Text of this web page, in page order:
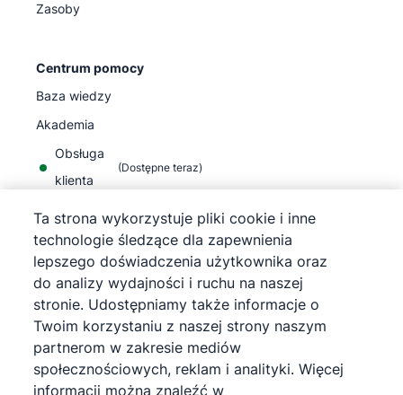
Zasoby
Centrum pomocy
Baza wiedzy
Akademia
Obsługa
klienta
(Dostępne teraz)
© 2026Pipedrive
Pipedrive
Warunki korzystania z usługi
Pipedrive
Informacja o polityce prywatności
Mapa strony
Informacja o plikach cookie
Preferencje plików cookie
Ta strona wykorzystuje pliki cookie i inne
technologie śledzące dla zapewnienia
lepszego doświadczenia użytkownika oraz
do analizy wydajności i ruchu na naszej
stronie. Udostępniamy także informacje o
Twoim korzystaniu z naszej strony naszym
partnerom w zakresie mediów
społecznościowych, reklam i analityki. Więcej
informacji można znaleźć w